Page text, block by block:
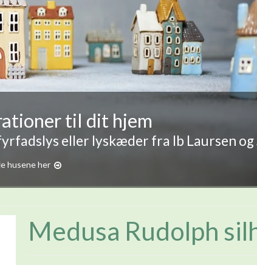
til dit hjem
eller lyskæder fra Ib Laursen
husene her
Medusa Rudolph